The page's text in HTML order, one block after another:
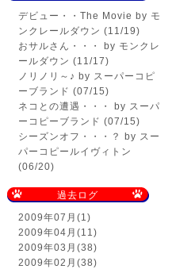
デビュー・・The Movie by モ
ンクレールダウン (11/19)
おサルさん・・・
by モンクレ
ールダウン (11/17)
ノリノリ～♪ by スーパーコピ
ーブランド (07/15)
ネコとの遭遇・・・
by スーパ
ーコピーブランド (07/15)
シーズンオフ・・・？
by スー
パーコピールイヴィトン
(06/20)
過去ログ
2009年07月 (1)
2009年04月 (11)
2009年03月 (38)
2009年02月 (38)